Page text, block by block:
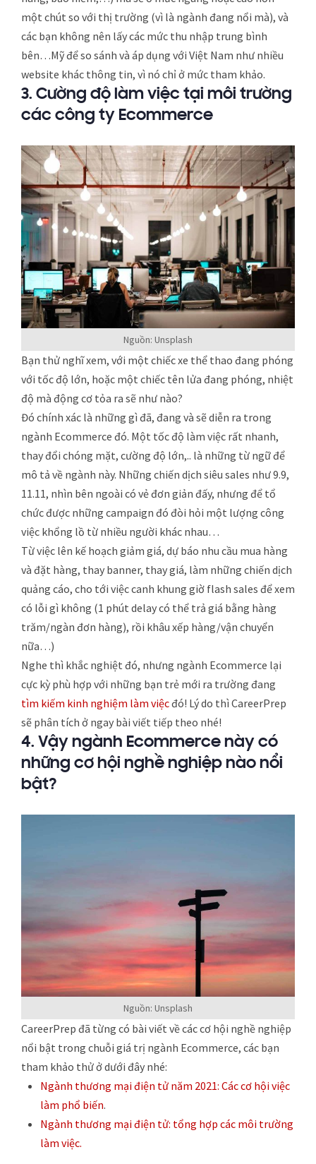
một chút so với thị trường (vì là ngành đang nổi mà), và
các bạn không nên lấy các mức thu nhập trung bình
bên…Mỹ để so sánh và áp dụng với Việt Nam như nhiều
website khác thông tin, vì nó chỉ ở mức tham khảo.
3. Cường độ làm việc tại môi trường
các công ty Ecommerce
Nguồn: Unsplash
Bạn thử nghĩ xem, với một chiếc xe thể thao đang phóng
với tốc độ lớn, hoặc một chiếc tên lửa đang phóng, nhiệt
độ mà động cơ tỏa ra sẽ như nào?
Đó chính xác là những gì đã, đang và sẽ diễn ra trong
ngành Ecommerce đó. Một tốc độ làm việc rất nhanh,
thay đổi chóng mặt, cường độ lớn,.. là những từ ngữ để
mô tả về ngành này. Những chiến dịch siêu sales như 9.9,
11.11, nhìn bên ngoài có vẻ đơn giản đấy, nhưng để tổ
chức được những campaign đó đòi hỏi một lượng công
việc khổng lồ từ nhiều người khác nhau…
Từ việc lên kế hoạch giảm giá, dự báo nhu cầu mua hàng
và đặt hàng, thay banner, thay giá, làm những chiến dịch
quảng cáo, cho tới việc canh khung giờ flash sales để xem
có lỗi gì không (1 phút delay có thể trả giá bằng hàng
trăm/ngàn đơn hàng), rồi khâu xếp hàng/vận chuyển
nữa…)
Nghe thì khắc nghiệt đó, nhưng ngành Ecommerce lại
cực kỳ phù hợp với những bạn trẻ mới ra trường đang
tìm kiếm kinh nghiệm làm việcđó! Lý do thì CareerPrep
sẽ phân tích ở ngay bài viết tiếp theo nhé!
4. Vậy ngành Ecommerce này có
những cơ hội nghề nghiệp nào nổi
bật?
Nguồn: Unsplash
CareerPrep đã từng có bài viết về các cơ hội nghề nghiệp
nổi bật trong chuỗi giá trị ngành Ecommerce, các bạn
tham khảo thử ở dưới đây nhé:
Ngành thương mại điện tử năm 2021: Các cơ hội việc
làm phổ biến.
Ngành thương mại điện tử: tổng hợp các môi trường
làm việc.